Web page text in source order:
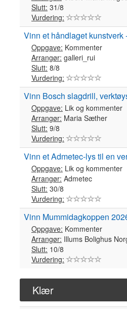
Slutt: 31/8
Vurdering:
Vinn et håndlaget
Oppgave: Kommenter
Arrangør: galleri_rui
Slutt: 8/8
Vurdering:
Vinn Bosch slagdrill,
Oppgave: Lik og kommenter
Arrangør: Maria Sæther
Slutt: 9/8
Vurdering:
Vinn et Admetec-lys til en
Oppgave: Lik og kommenter
Arrangør: Admetec
Slutt: 30/8
Vurdering:
Vinn Mummidagkoppen
Oppgave: Kommenter
Arrangør: Illums Bolighus
Slutt: 10/8
Vurdering:
Klær